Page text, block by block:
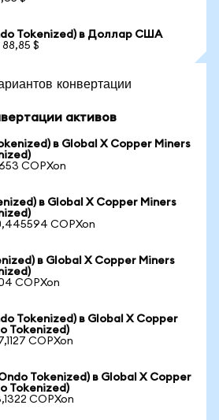
Tokenized) в Доллар США
88,85 $
конвертации
активов
в Global X Copper Miners
COPXon
в Global X Copper Miners
COPXon
в Global X Copper Miners
COPXon
Tokenized) в Global X Copper
Tokenized)
COPXon
Tokenized) в Global X Copper
Tokenized)
COPXon